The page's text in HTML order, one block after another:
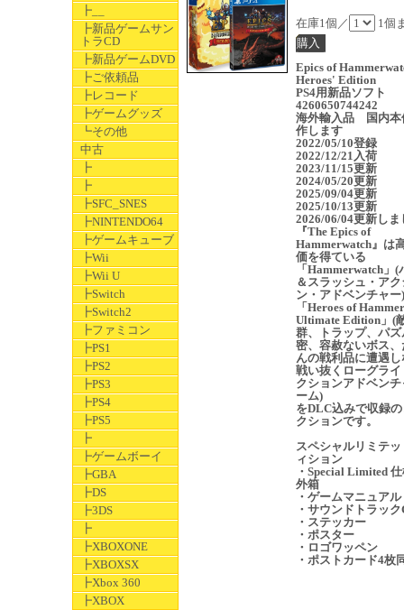
┣__
┣新品ゲームサン
トラCD
┣新品ゲームDVD
┣ご依頼品
┣レコード
┣ゲームグッズ
┗その他
中古
┣
┣
┣SFC_SNES
┣NINTENDO64
┣ゲームキューブ
┣Wii
┣Wii U
┣Switch
┣Switch2
┣ファミコン
┣PS1
┣PS2
┣PS3
┣PS4
┣PS5
┣
┣ゲームボーイ
┣GBA
┣DS
┣3DS
┣
┣XBOXONE
┣XBOXSX
┣Xbox 360
┣XBOX
在庫1個／ 1個
Epics of
Heroes' Edition
PS4用新品ソフト
4260650744242
海外輸入品 国内本
作します
2022/05/10登録
2022/12/21入荷
2023/11/15更新
2024/05/20更新
2025/09/04更新
2025/10/13更新
2026/06/04更新しま
『The Epics of
Hammerwatch』は
価を得ている
「Hammerwatch」(
＆スラッシュ・アク
ン・アドベンチャー)
「Heroes of
Ultimate Edition」(
群、トラップ、パズ
密、容赦ないボス、
んの戦利品に遭遇
戦い抜くローグライ
クションアドベン
ーム)
をDLC込みで収録
クションです。
スペシャルリミテ
ィション
・Special Limited
外箱
・ゲームマニュアル
・サウンドトラック
・ステッカー
・ポスター
・ロゴワッペン
・ポストカード4枚